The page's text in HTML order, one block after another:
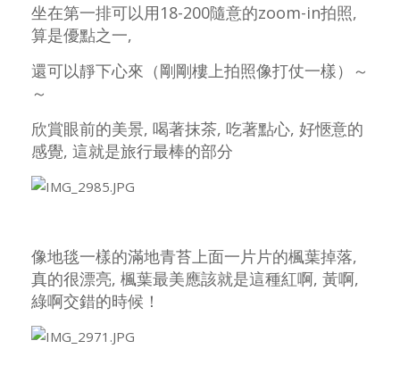
坐在第一排可以用18-200隨意的zoom-in拍照,
算是優點之一,
還可以靜下心來（剛剛樓上拍照像打仗一樣）～
～
欣賞眼前的美景, 喝著抹茶, 吃著點心, 好愜意的
感覺, 這就是旅行最棒的部分
像地毯一樣的滿地青苔上面一片片的楓葉掉落,
真的很漂亮, 楓葉最美應該就是這種紅啊, 黃啊,
綠啊交錯的時候！